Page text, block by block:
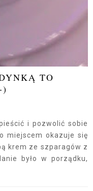
TO
)
i pozwolić sobie
miejscem okazuje się
krem ze szparagów z
było w porządku,